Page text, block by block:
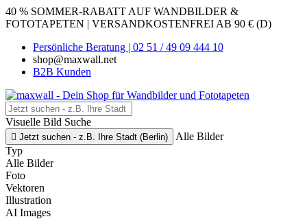
40 % SOMMER-RABATT AUF WANDBILDER &
FOTOTAPETEN | VERSANDKOSTENFREI AB 90 € (D)
Persönliche Beratung | 02 51 / 49 09 444 10
shop@maxwall.net
B2B Kunden
Visuelle Bild Suche
 Jetzt suchen - z.B. Ihre Stadt (Berlin)
Alle Bilder
Typ
Alle Bilder
Foto
Vektoren
Illustration
AI Images